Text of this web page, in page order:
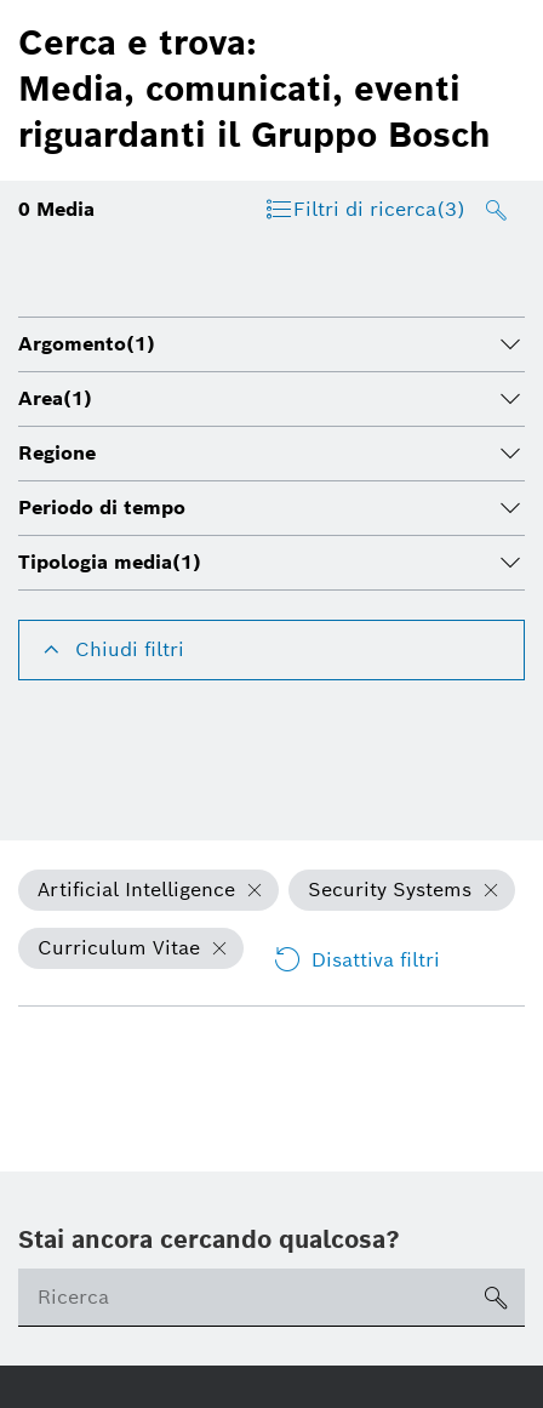
Cerca e trova:
Media, comunicati, eventi
riguardanti il Gruppo Bosch
0 Media Filtri di ricerca(3)
Argomento(1)
Area(1)
Regione
Periodo di tempo
Tipologia media(1)
Chiudi filtri
Artificial Intelligence Security Systems
Curriculum Vitae Disattiva filtri
Stai ancora cercando qualcosa?